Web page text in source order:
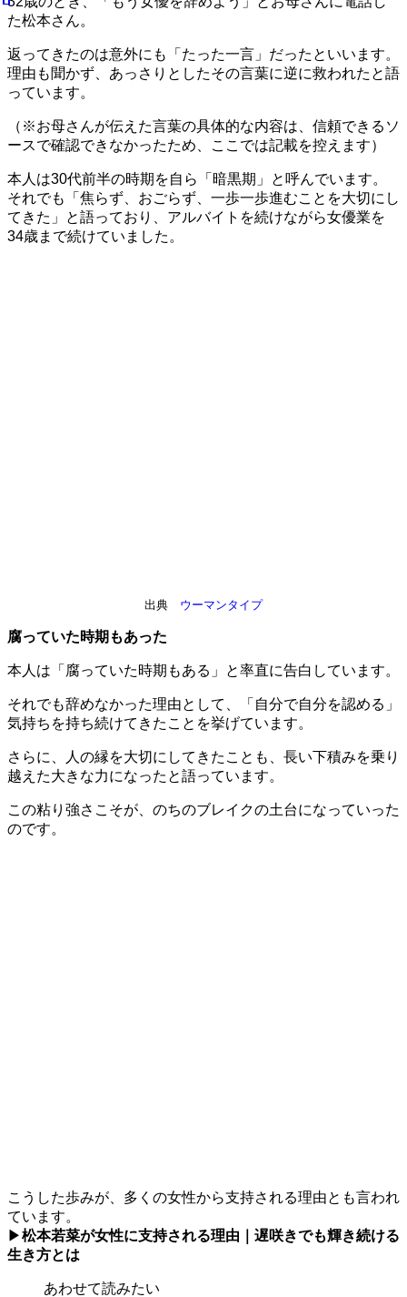
た松本さん。
返ってきたのは意外にも「たった一言」だったといいます。
理由も聞かず、あっさりとしたその言葉に逆に救われたと語
っています。
（※お母さんが伝えた言葉の具体的な内容は、信頼できるソ
ースで確認できなかったため、ここでは記載を控えます）
本人は30代前半の時期を自ら「暗黒期」と呼んでいます。
それでも「焦らず、おごらず、一歩一歩進むことを大切にし
てきた」と語っており、アルバイトを続けながら女優業を
34歳まで続けていました。
出典 ウーマンタイプ
腐っていた時期もあった
本人は「腐っていた時期もある」と率直に告白しています。
それでも辞めなかった理由として、「自分で自分を認める」
気持ちを持ち続けてきたことを挙げています。
さらに、人の縁を大切にしてきたことも、長い下積みを乗り
越えた大きな力になったと語っています。
この粘り強さこそが、のちのブレイクの土台になっていった
のです。
こうした歩みが、多くの女性から支持される理由とも言われ
ています。
▶松本若菜が女性に支持される理由｜遅咲きでも輝き続ける
生き方とは
あわせて読みたい